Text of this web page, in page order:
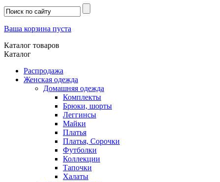
Ваша корзина пуста
Каталог товаров
Каталог
Распродажа
Женская одежда
Домашняя одежда
Комплекты
Брюки, шорты
Леггинсы
Майки
Платья
Платья, Сорочки
Футболки
Коллекции
Тапочки
Халаты